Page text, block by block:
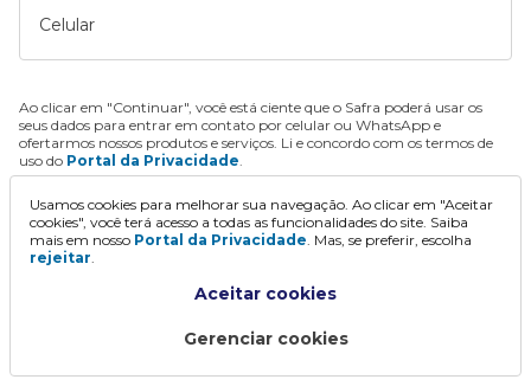
Celular
Ao clicar em "Continuar", você está ciente que o Safra poderá usar os
seus dados para entrar em contato por celular ou WhatsApp e
ofertarmos nossos produtos e serviços. Li e concordo com os termos de
uso do Portal da Privacidade.
Continuar
Usamos cookies para melhorar sua navegação. Ao clicar em "Aceitar
cookies", você terá acesso a todas as funcionalidades do site. Saiba
mais em nosso Portal da Privacidade. Mas, se preferir, escolha
rejeitar.
Aceitar cookies
Gerenciar cookies